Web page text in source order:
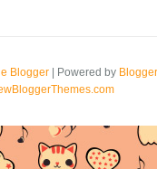
Blogger | Powered by Blogger